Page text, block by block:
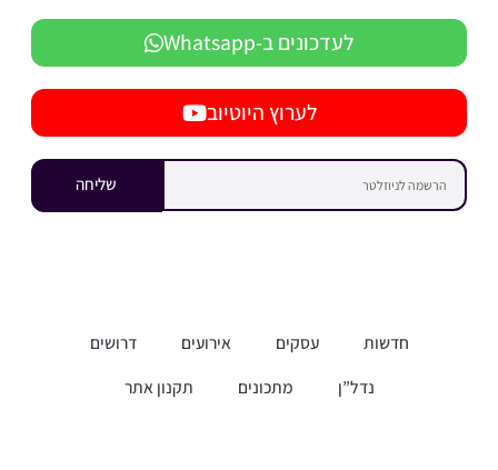
לעדכונים ב-Whatsapp
לערוץ היוטיוב
שליחה
חדשות עסקים אירועים
דרושים
נדל”ן
מתכונים תקנון אתר